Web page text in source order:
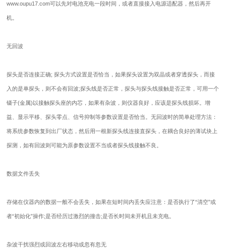
www.oupu17.com可以先对电池充电一段时间，或者直接接入电源适配器，然后再开
机。
无回波
探头是否连接正确; 探头方式设置是否恰当，如果探头设置为双晶或者穿透探头，而接
入的是单探头，则不会有回波;探头线是否正常，探头与探头线接触是否正常，可用一个
镊子(金属)以接触探头座的内芯，如果有杂波，则仪器良好，应该是探头线损坏。增
益、显示平移、探头零点、信号抑制等参数设置是否恰当。无回波时的简单处理方法：
将系统参数恢复到出厂状态，然后用一根新探头线连接直探头，在耦合良好的薄试块上
探测，如有回波则可能为原参数设置不当或者探头线接触不良。
数据文件丢失
存储在仪器内的数据一般不会丢失，如果在短时间内丢失应注意：是否执行了“清空”或
者“初始化”操作;是否经历过激烈的撞击;是否长时间未开机且未充电。
杂波干扰强烈或回波左右移动或忽有忽无